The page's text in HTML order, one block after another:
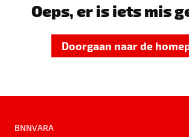
Oeps, er is iets mis
Doorgaan naar de
BNNVARA